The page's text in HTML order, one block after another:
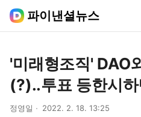
파이낸셜뉴스
'미래형조직' DAO
(?)..투표 등한시
정영일 2022. 2. 18. 13:25